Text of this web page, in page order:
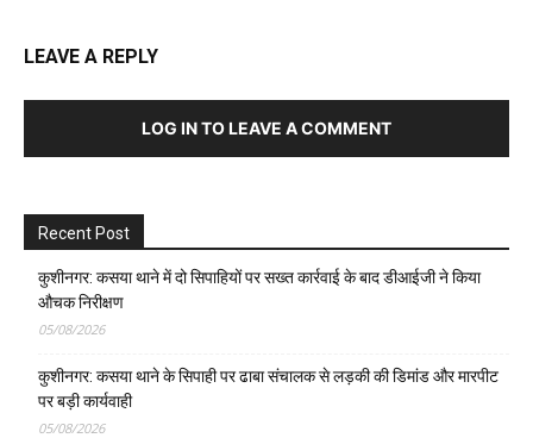
LEAVE A REPLY
LOG IN TO LEAVE A COMMENT
Recent Post
कुशीनगर: कसया थाने में दो सिपाहियों पर सख्त कार्रवाई के बाद डीआईजी ने किया
औचक निरीक्षण
05/08/2026
कुशीनगर: कसया थाने के सिपाही पर ढाबा संचालक से लड़की की डिमांड और मारपीट
पर बड़ी कार्यवाही
05/08/2026